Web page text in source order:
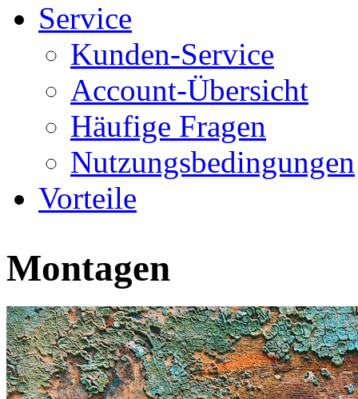
Service
Kunden-Service
Account-Übersicht
Häufige Fragen
Nutzungsbedingungen
Vorteile
Montagen